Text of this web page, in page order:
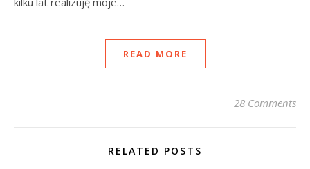
READ MORE
28 Comments
RELATED POSTS